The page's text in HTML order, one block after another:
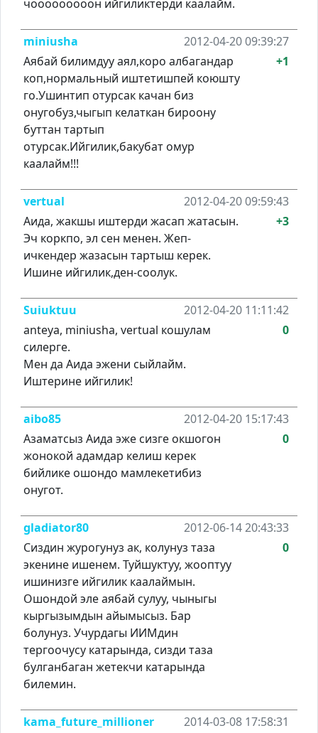
чооооооооон ийгиликтерди каалайм.
miniusha
2012-04-20 09:39:27
Аябай билимдуу аял,коро албагандар
коп,нормальный иштетишпей коюшту
го.Ушинтип отурсак качан биз
онугобуз,чыгып келаткан бироону
буттан тартып
отурсак.Ийгилик,бакубат омур
каалайм!!!
+1
vertual
2012-04-20 09:59:43
Аида, жакшы иштерди жасап жатасын.
Эч коркпо, эл сен менен. Жеп-
ичкендер жазасын тартыш керек.
Ишине ийгилик,ден-соолук.
+3
Suiuktuu
2012-04-20 11:11:42
anteya, miniusha, vertual кошулам
силерге.
Мен да Аида эжени сыйлайм.
Иштерине ийгилик!
0
aibo85
2012-04-20 15:17:43
Азаматсыз Аида эже сизге окшогон
жонокой адамдар келиш керек
бийлике ошондо мамлекетибиз
онугот.
0
gladiator80
2012-06-14 20:43:33
Сиздин журогунуз ак, колунуз таза
экенине ишенем. Туйшуктуу, жооптуу
ишинизге ийгилик каалаймын.
Ошондой эле аябай сулуу, чыныгы
кыргызымдын айымысыз. Бар
болунуз. Учурдагы ИИМдин
тергоочусу катарында, сизди таза
булганбаган жетекчи катарында
билемин.
0
kama_future_millioner
2014-03-08 17:58:31